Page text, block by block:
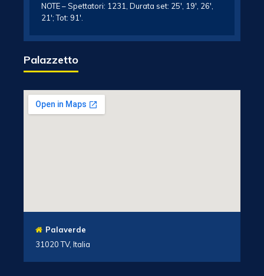
NOTE – Spettatori: 1231, Durata set: 25′, 19′, 26′,
21′; Tot: 91′.
Palazzetto
Palaverde
31020 TV, Italia